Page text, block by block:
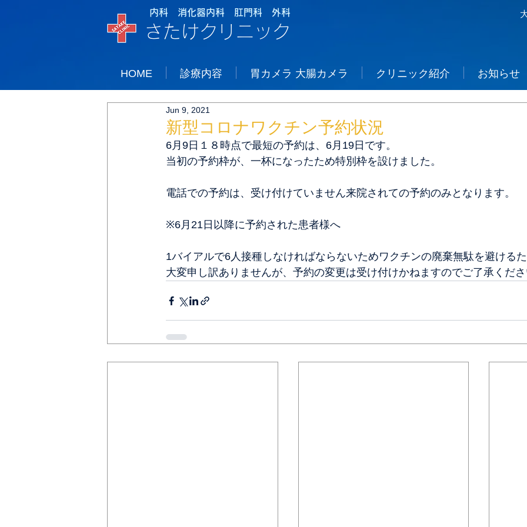
内科 消化器内科 肛門科 外科
さたけクリニック
HOME 診療内容 胃カメラ 大腸カメラ クリニック紹介 お知らせ
新型コロナワクチン予約状況
Jun 9, 2021
6月9日１８時点で最短の予約は、6月19日です。
当初の予約枠が、一杯になったため特別枠を設けました。
電話での予約は、受け付けていません来院されての予約のみとなります。
※6月21日以降に予約された患者様へ
1バイアルで6人接種しなければならないためワクチンの廃棄無駄を避ける
大変申し訳ありませんが、予約の変更は受け付けかねますのでご了承くだ